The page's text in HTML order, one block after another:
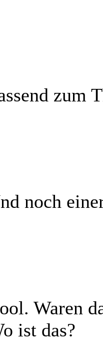
zum
noch
Waren
ist das?